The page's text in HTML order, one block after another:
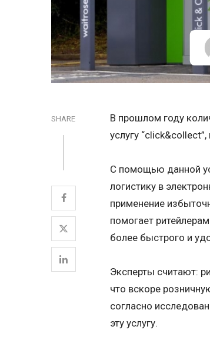
SHARE
В прошлом году
услугу
С помощью данной
логистику в
применение
помогает
более быстрого и
Эксперты считают:
что вскоре
согласно
эту услугу.